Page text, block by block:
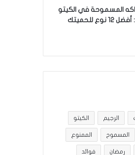
المسموحة في الكيتو
نوع للحميتك
الرجيم الكيتو
المسموح الممنوع
رمضان فوائد